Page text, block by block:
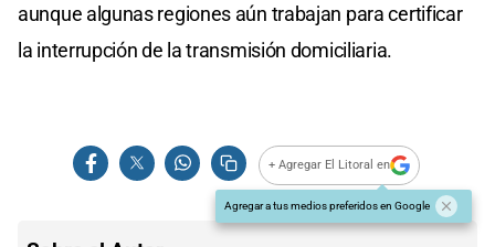
aunque algunas regiones aún trabajan para certificar
la interrupción de la transmisión domiciliaria.
+ Agregar El Litoral en
Agregar a tus medios preferidos en Google